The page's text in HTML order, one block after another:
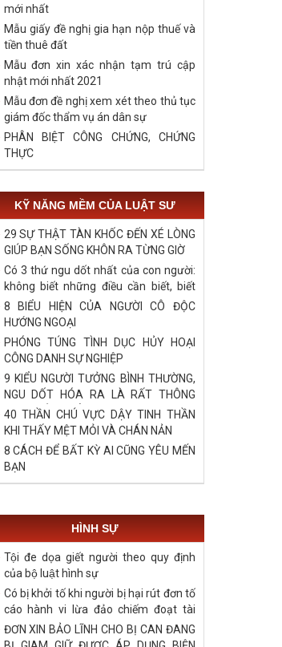
mới nhất
Mẫu giấy đề nghị gia hạn nộp thuế và
tiền thuê đất
Mẫu đơn xin xác nhận tạm trú cập
nhật mới nhất 2021
Mẫu đơn đề nghị xem xét theo thủ tục
giám đốc thẩm vụ án dân sự
PHÂN BIỆT CÔNG CHỨNG, CHỨNG
THỰC
KỸ NĂNG MỀM CỦA LUẬT SƯ
29 SỰ THẬT TÀN KHỐC ĐẾN XÉ LÒNG
GIÚP BẠN SỐNG KHÔN RA TỪNG GIỜ
Có 3 thứ ngu dốt nhất của con người:
không biết những điều cần biết, biết
bậy những điều đã biết, biết những
điều không cần biết!
8 BIỂU HIỆN CỦA NGƯỜI CÔ ĐỘC
HƯỚNG NGOẠI
PHÓNG TÚNG TÌNH DỤC HỦY HOẠI
CÔNG DANH SỰ NGHIỆP
9 KIỂU NGƯỜI TƯỞNG BÌNH THƯỜNG,
NGU DỐT HÓA RA LÀ RẤT THÔNG
MINH, ĐÁNG ĐỂ HỌC TẬP
40 THẦN CHÚ VỰC DẬY TINH THẦN
KHI THẤY MỆT MỎI VÀ CHÁN NẢN
8 CÁCH ĐỂ BẤT KỲ AI CŨNG YÊU MẾN
BẠN
HÌNH SỰ
Tội đe dọa giết người theo quy định
của bộ luật hình sự
Có bị khởi tố khi người bị hại rút đơn tố
cáo hành vi lừa đảo chiếm đoạt tài
sản?
ĐƠN XIN BẢO LĨNH CHO BỊ CAN ĐANG